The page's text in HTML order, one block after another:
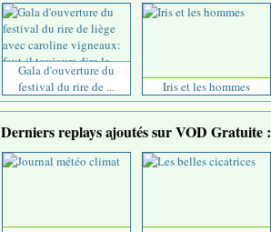
Gala d'ouverture du
festival du rire de ...
Iris et les hommes
Derniers replays ajoutés sur VOD Gratuite :